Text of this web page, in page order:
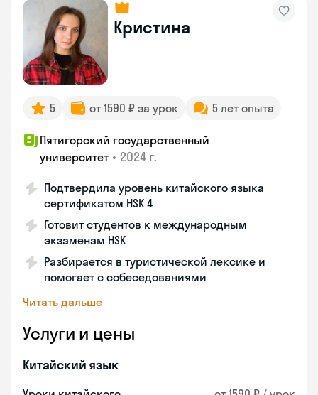
Кристина
5 от 1590 ₽ за урок 5 лет опыта
Пятигорский государственный
университет • 2024 г.
Подтвердила уровень китайского языка
сертификатом HSK 4
Готовит студентов к международным
экзаменам HSK
Разбирается в туристической лексике и
помогает с собеседованиями
Читать дальше
Услуги и цены
Китайский язык